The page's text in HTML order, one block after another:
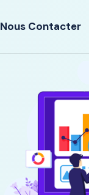
Nous Contacter